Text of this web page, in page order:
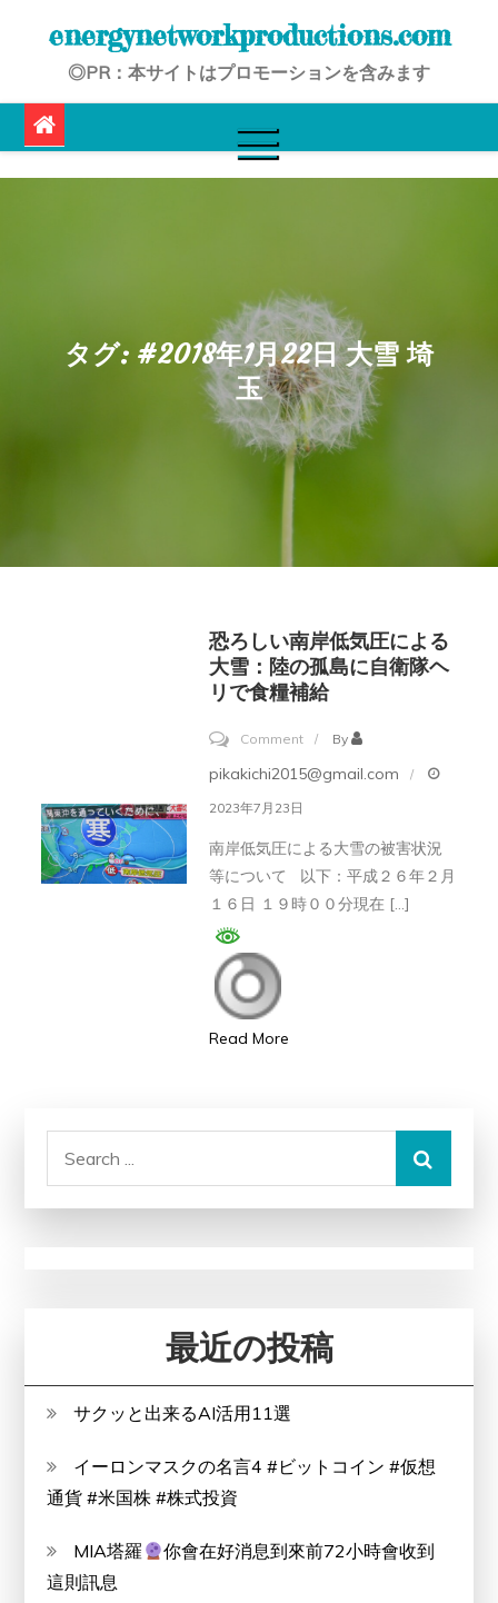
energynetworkproductions.com
◎PR：本サイトはプロモーションを含みます
タグ: #2018年1月22日 大雪 埼
玉
恐ろしい南岸低気圧による
大雪：陸の孤島に自衛隊ヘ
リで食糧補給
Commenton
恐
い
自
衛
食
By
pikakichi2015@gmail.com
2023年7月23日
南岸低気圧による大雪の被害状況
等について 以下：平成２６年２月
１６日 １９時００分現在 […]
Read More
最近の投稿
サクッと出来るAI活用11選
イーロンマスクの名言4 #ビットコイン #仮想
通貨 #米国株 #株式投資
MIA塔羅
你會在好消息到來前72小時會收到
這則訊息